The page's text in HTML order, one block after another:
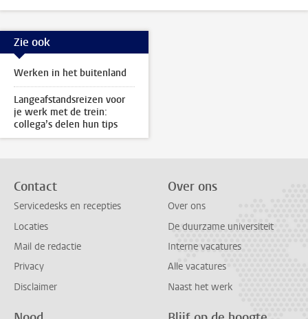
Zie ook
Werken in het buitenland
Langeafstandsreizen voor
je werk met de trein:
collega’s delen hun tips
Contact
Servicedesks en recepties
Locaties
Mail de redactie
Privacy
Disclaimer
Over ons
Over ons
De duurzame universiteit
Interne vacatures
Alle vacatures
Naast het werk